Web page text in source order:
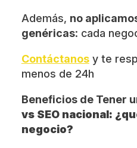
Además, no
genéricas: cada
Contáctanosy te
menos de 24h
Beneficios de Tener
vs SEO nacional:
negocio?